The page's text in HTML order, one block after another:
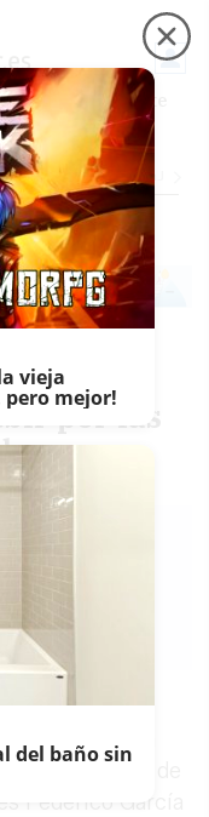
Fábrica de botellas
GranadaCórdoba
La
por las
Guardar
La Granja
de la
—además de
Federico García
vieja
pero mejor!
del baño sin